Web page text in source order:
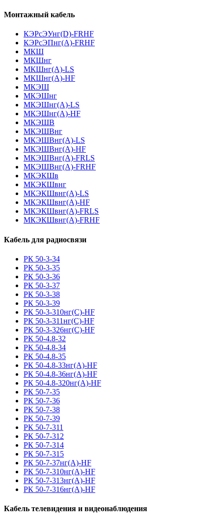
Монтажный кабель
КЭРсЭУнг(D)-FRHF
КЭРсЭПнг(А)-FRHF
МКШ
МКШнг
МКШнг(А)-LS
МКШнг(А)-HF
МКЭШ
МКЭШнг
МКЭШнг(А)-LS
МКЭШнг(А)-HF
МКЭШВ
МКЭШВнг
МКЭШВнг(А)-LS
МКЭШВнг(А)-HF
МКЭШВнг(А)-FRLS
МКЭШВнг(А)-FRHF
МКЭКШв
МКЭКШвнг
МКЭКШвнг(А)-LS
МКЭКШвнг(A)-HF
МКЭКШвнг(А)-FRLS
МКЭКШвнг(A)-FRHF
Кабель для радиосвязи
РК 50-3-34
РК 50-3-35
РК 50-3-36
РК 50-3-37
РК 50-3-38
РК 50-3-39
РК 50-3-310нг(С)-HF
РК 50-3-311нг(С)-HF
РК 50-3-326нг(С)-HF
РК 50-4.8-32
РК 50-4.8-34
РК 50-4.8-35
РК 50-4.8-33нг(A)-HF
РК 50-4.8-36нг(A)-HF
РК 50-4.8-320нг(A)-HF
РК 50-7-35
РК 50-7-36
РК 50-7-38
РК 50-7-39
РК 50-7-311
РК 50-7-312
РК 50-7-314
РК 50-7-315
РК 50-7-37нг(A)-HF
РК 50-7-310нг(A)-HF
РК 50-7-313нг(A)-HF
РК 50-7-316нг(A)-HF
Кабель телевидения и видеонаблюдения